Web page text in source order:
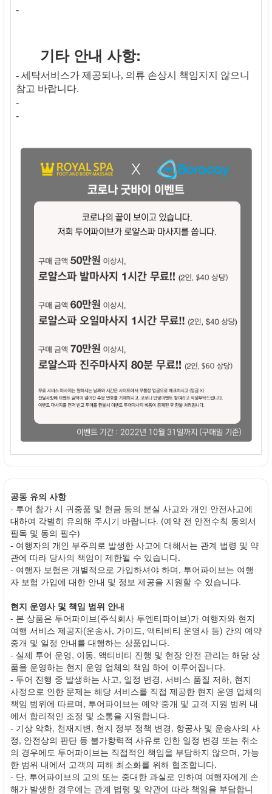
-
기타 안내 사항:
- 세탁서비스가 제공되나, 의류 손상시 책임지지 않으니
참고 바랍니다.
-
-
공동 유의 사항
- 투어 참가 시 귀중품 및 현금 등의 분실 사고와 개인 안전사고에
대하여 각별히 유의해 주시기 바랍니다. (예약 전 안전수칙 동의서
필독 및 동의 필수)
- 여행자의 개인 부주의로 발생한 사고에 대해서는 관계 법령 및 약
관에 따라 당사의 책임이 제한될 수 있습니다.
- 여행자 보험은 개별적으로 가입하셔야 하며, 투어파이브는 여행
자 보험 가입에 대한 안내 및 정보 제공을 지원할 수 있습니다.
현지 운영사 및 책임 범위 안내
- 본 상품은 투어파이브(주식회사 투엔티파이브)가 여행자와 현지
여행 서비스 제공자(운송사, 가이드, 액티비티 운영사 등) 간의 예약
중개 및 일정 안내를 대행하는 상품입니다.
- 실제 투어 운영, 이동, 액티비티 진행 및 현장 안전 관리는 해당 상
품을 운영하는 현지 운영 업체의 책임 하에 이루어집니다.
- 투어 진행 중 발생하는 사고, 일정 변경, 서비스 품질 저하, 현지
사정으로 인한 문제는 해당 서비스를 직접 제공한 현지 운영 업체의
책임 범위에 따르며, 투어파이브는 예약 중개 및 고객 지원 범위 내
에서 합리적인 조정 및 소통을 지원합니다.
- 기상 악화, 천재지변, 현지 정부 정책 변경, 항공사 및 운송사의 사
정, 안전상의 판단 등 불가항력적 사유로 인한 일정 변경 또는 취소
의 경우에도 투어파이브는 직접적인 책임을 부담하지 않으며, 가능
한 범위 내에서 고객의 피해 최소화를 위해 협조합니다.
- 단, 투어파이브의 고의 또는 중대한 과실로 인하여 여행자에게 손
해가 발생한 경우에는 관계 법령 및 약관에 따라 책임을 부담합니